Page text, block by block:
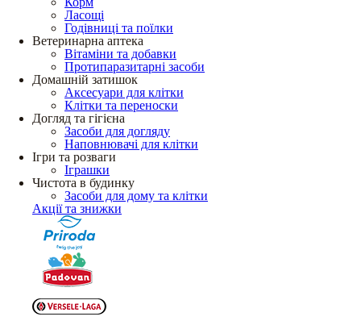
Ласощі
Годівниці та поїлки
Ветеринарна аптека
Вітаміни та добавки
Протипаразитарні засоби
Домашній затишок
Аксесуари для клітки
Клітки та переноски
Догляд та гігієна
Засоби для догляду
Наповнювачі для клітки
Ігри та розваги
Іграшки
Чистота в будинку
Засоби для дому та клітки
Акції та знижки